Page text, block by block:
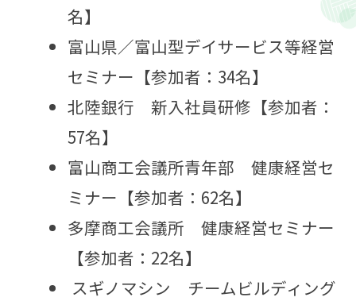
名】
富山県／富山型デイサービス等経営
セミナー【参加者：34名】
北陸銀行 新入社員研修【参加者：
57名】
富山商工会議所青年部 健康経営セ
ミナー【参加者：62名】
多摩商工会議所 健康経営セミナー
【参加者：22名】
スギノマシン チームビルディング